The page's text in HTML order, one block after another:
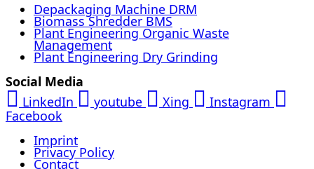
Depackaging Machine DRM
Biomass Shredder BMS
Plant Engineering Organic Waste
Management
Plant Engineering Dry Grinding
Social Media
LinkedIn
youtube Xing
Instagram
Facebook
Imprint
Privacy Policy
Contact